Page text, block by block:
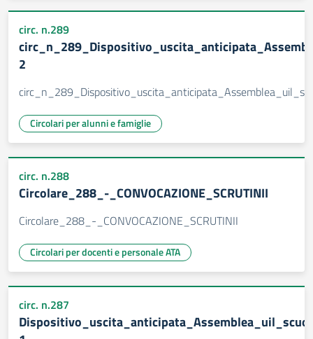
circ. n.289
2
Circolari per alunni e famiglie
circ. n.288
Circolare_288_-_CONVOCAZIONE_SCRUTINII
Circolare_288_-_CONVOCAZIONE_SCRUTINII
Circolari per docenti e personale ATA
circ. n.287